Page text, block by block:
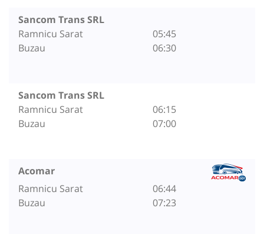
Sancom Trans SRL
Ramnicu Sarat
Buzau
05:45
06:30
Sancom Trans SRL
Ramnicu Sarat
Buzau
06:15
07:00
Acomar
Ramnicu Sarat
Buzau
06:44
07:23